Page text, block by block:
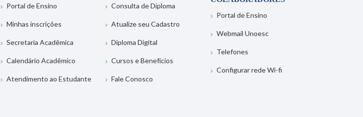
Portal de Ensino
Minhas inscrições
Secretaria Acadêmica
Calendário Acadêmico
Atendimento ao Estudante
Consulta de Diploma
Atualize seu Cadastro
Diploma Digital
Cursos e Benefícios
Fale Conosco
Portal de Ensino
Webmail Unoesc
Telefones
Configurar rede Wi-fi